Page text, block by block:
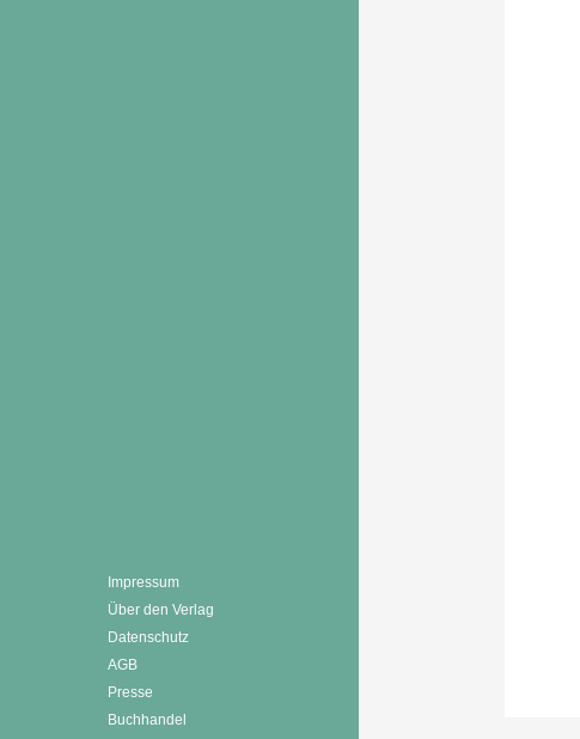
Impressum
Über den Verlag
Datenschutz
AGB
Presse
Buchhandel